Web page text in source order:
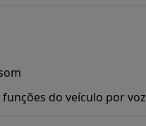
do veículo por voz